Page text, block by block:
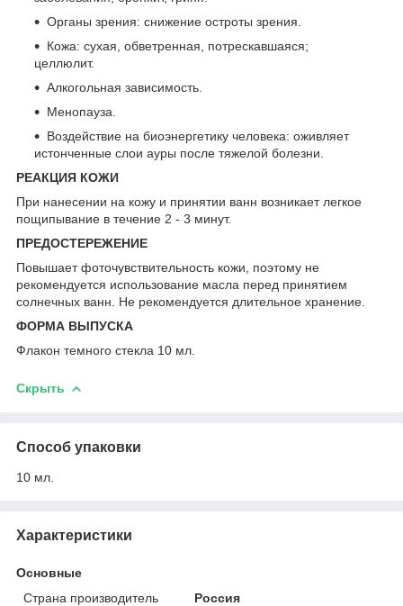
Органы зрения: снижение остроты зрения.
Кожа: сухая, обветренная, потрескавшаяся;
целлюлит.
Алкогольная зависимость.
Менопауза.
Воздействие на биоэнергетику человека: оживляет
истонченные слои ауры после тяжелой болезни.
РЕАКЦИЯ КОЖИ
При нанесении на кожу и принятии ванн возникает легкое
пощипывание в течение 2 - 3 минут.
ПРЕДОСТЕРЕЖЕНИЕ
Повышает фоточувствительность кожи, поэтому не
рекомендуется использование масла перед принятием
солнечных ванн. Не рекомендуется длительное хранение.
ФОРМА ВЫПУСКА
Флакон темного стекла 10 мл.
Скрыть
Способ упаковки
10 мл.
Характеристики
Основные
Страна производитель
Россия